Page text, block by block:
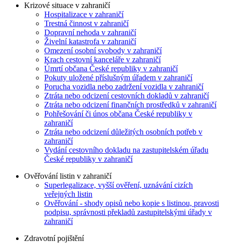
Krizové situace v zahraničí
Hospitalizace v zahraničí
Trestná činnost v zahraničí
Dopravní nehoda v zahraničí
Živelní katastrofa v zahraničí
Omezení osobní svobody v zahraničí
Krach cestovní kanceláře v zahraničí
Úmrtí občana České republiky v zahraničí
Pokuty uložené příslušným úřadem v zahraničí
Porucha vozidla nebo zadržení vozidla v zahraničí
Ztráta nebo odcizení cestovních dokladů v zahraničí
Ztráta nebo odcizení finančních prostředků v zahraničí
Pohřešování či únos občana České republiky v
zahraničí
Ztráta nebo odcizení důležitých osobních potřeb v
zahraničí
Vydání cestovního dokladu na zastupitelském úřadu
České republiky v zahraničí
Ověřování listin v zahraničí
Superlegalizace, vyšší ověření, uznávání cizích
veřejných listin
Ověřování - shody opisů nebo kopie s listinou, pravosti
podpisu, správnosti překladů zastupitelskými úřady v
zahraničí
Zdravotní pojištění